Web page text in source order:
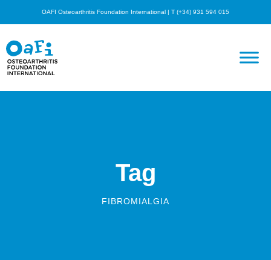
OAFI Osteoarthritis Foundation International | T (+34) 931 594 015
Tag
FIBROMIALGIA